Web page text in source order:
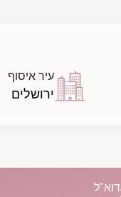
עיר איסוף
ירושלים
דוא"ל